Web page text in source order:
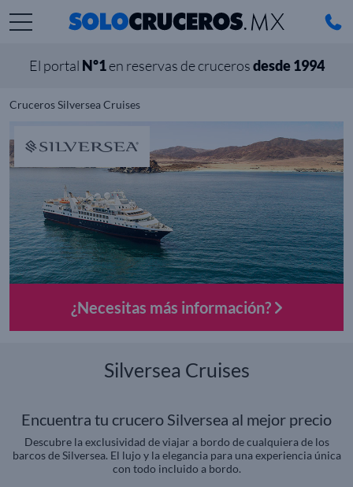
El portal Nº1en reservas de crucerosdesde 1994
Cruceros Silversea Cruises
¿Necesitas más información?
Silversea Cruises
Encuentra tu crucero Silversea al mejor precio
Descubre la exclusividad de viajar a bordo de cualquiera de los
barcos de Silversea. El lujo y la elegancia para una experiencia única
con todo incluido a bordo.